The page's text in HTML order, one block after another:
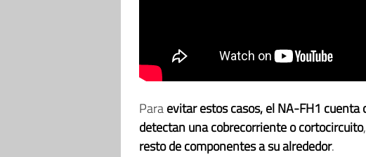
Paraevitar estos casos, el NA-FH1
detectan una cobrecorriente o cortocircuito
resto de componentes a su alrededor.